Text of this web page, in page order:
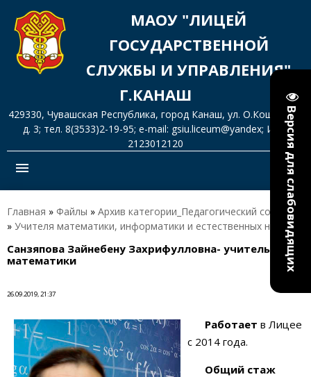
Версия для слабовидящих
МАОУ "ЛИЦЕЙ
ГОСУДАРСТВЕННОЙ
СЛУЖБЫ И УПРАВЛЕНИЯ"
Г.КАНАШ
429330, Чувашская Республика, город Канаш, ул. О.Кошевого,
д. 3; тел. 8(3533)2-19-95; e-mail: gsiu.liceum@yandex; ИНН
2123012120
menu
Главная » Файлы » Архив категории_Педагогический состав
» Учителя математики, информатики и естественных наук
Санзяпова Зайнебену Захрифулловна- учитель
математики
26.09.2019, 21:37
Работает в Лицее
с 2014 года.
Общий стаж